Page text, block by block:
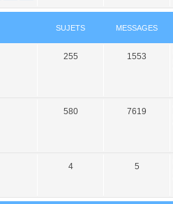
SUJETS MESSAGES
255 1553
580 7619
4 5